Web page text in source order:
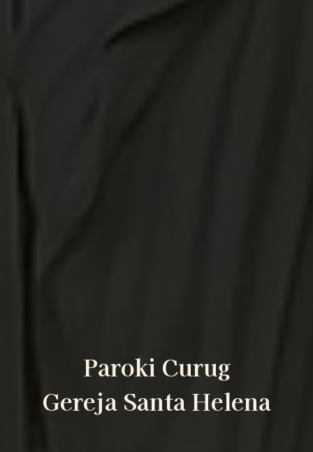
Paroki Curug
Gereja Santa Helena